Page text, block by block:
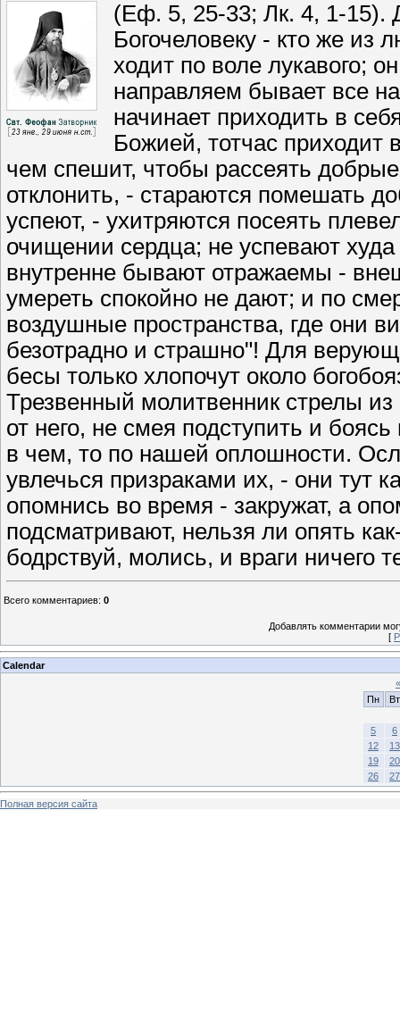
(Еф. 5, 25-33; Лк. 4, 1-15).
Богочеловеку - кто же из
ходит по воле лукавого;
направляем бывает все
начинает приходить в
Божией, тотчас приходит
чем спешит, чтобы рассеять
отклонить, - стараются помешать
успеют, - ухитряются посеять
очищении сердца; не успевают
внутренне бывают отражаемы -
умереть спокойно не дают; и по
воздушные пространства, где они
безотрадно и страшно"! Для
бесы только хлопочут около
Трезвенный молитвенник стрелы из
от него, не смея подступить и
в чем, то по нашей оплошности.
увлечься призраками их, - они тут
опомнись во время - закружат, а
подсматривают, нельзя ли опять
бодрствуй, молись, и враги ничего
Всего комментариев: 0
Добавлять комментарии
[
Calendar
«
Пн
Вт
5
6
12
13
19
20
26
27
Полная версия сайта